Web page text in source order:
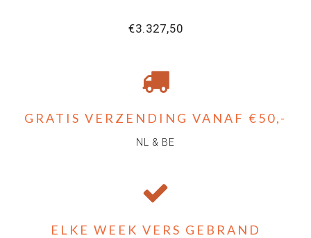
€3.327,50
GRATIS VERZENDING VANAF €50,-
NL & BE
ELKE WEEK VERS GEBRAND